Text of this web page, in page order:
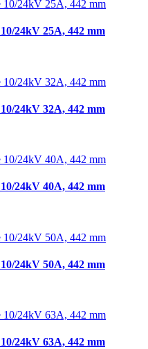
24kV 25A, 442 mm
24kV 32A, 442 mm
24kV 40A, 442 mm
24kV 50A, 442 mm
24kV 63A, 442 mm